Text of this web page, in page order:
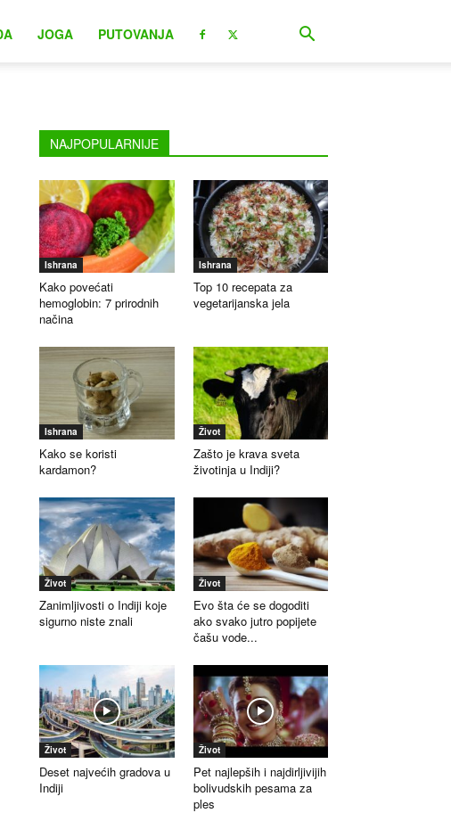
JOGA PUTOVANJA
NAJPOPULARNIJE
Ishrana
Kako povećati
hemoglobin: 7 prirodnih
načina
Ishrana
Top 10 recepata za
vegetarijanska jela
Ishrana
Kako se koristi
kardamon?
Život
Zašto je krava sveta
životinja u Indiji?
Život
Zanimljivosti o Indiji koje
sigurno niste znali
Život
Evo šta će se dogoditi
ako svako jutro popijete
čašu vode...
Život
Deset najvećih gradova u
Indiji
Život
Pet najlepših i najdirljivijih
bolivudskih pesama za
ples